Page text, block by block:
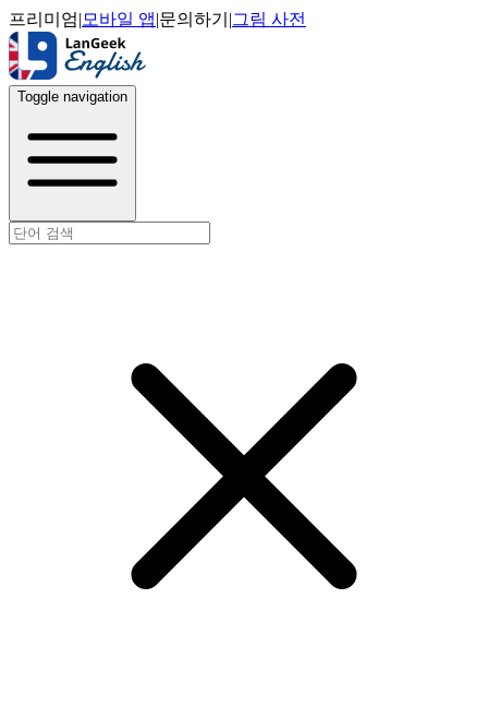
프리미엄| 모바일 앱|문의하기 |그림 사전
Toggle navigation